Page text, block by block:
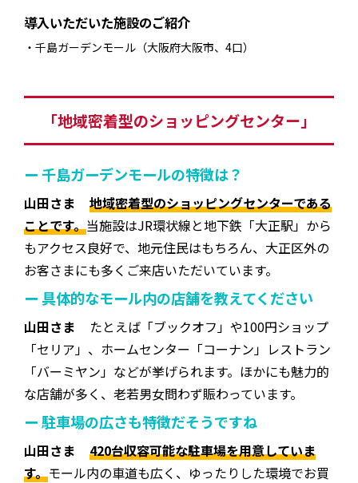
導入いただいた施設のご紹介
千島ガーデンモール（大阪府大阪市、4口）
「地域密着型のショッピングセンター」
ー 千島ガーデンモールの特徴は？
山田さま
地域密着型のショッピングセンターである
ことです。当施設はJR環状線と地下鉄「大正駅」から
もアクセス良好で、地元住民はもちろん、大正区外の
お客さまにも多くご来店いただいています。
ー 具体的なモール内の店舗を教えてください
山田さま
たとえば「ブックオフ」や100円ショップ
「セリア」、ホームセンター「コーナン」レストラン
「バーミヤン」などが挙げられます。ほかにも魅力的
な店舗が多く、老若男女問わず賑わっています。
ー 駐車場の広さも特徴だそうですね
山田さま
420台収容可能な駐車場を用意していま
す。モール内の車道も広く、ゆったりした環境でお買